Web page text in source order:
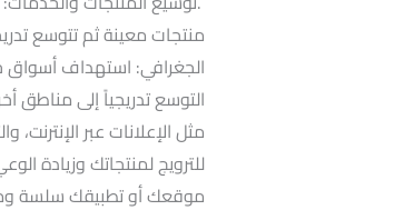
منتجات معينة ثم تتوسع
الجغرافي: استهداف أسواق
التوسع تدريجياً إلى مناطق
مثل الإعلانات عبر
للترويج لمنتجاتك وزيادة
موقعك أو تطبيقك سلسة